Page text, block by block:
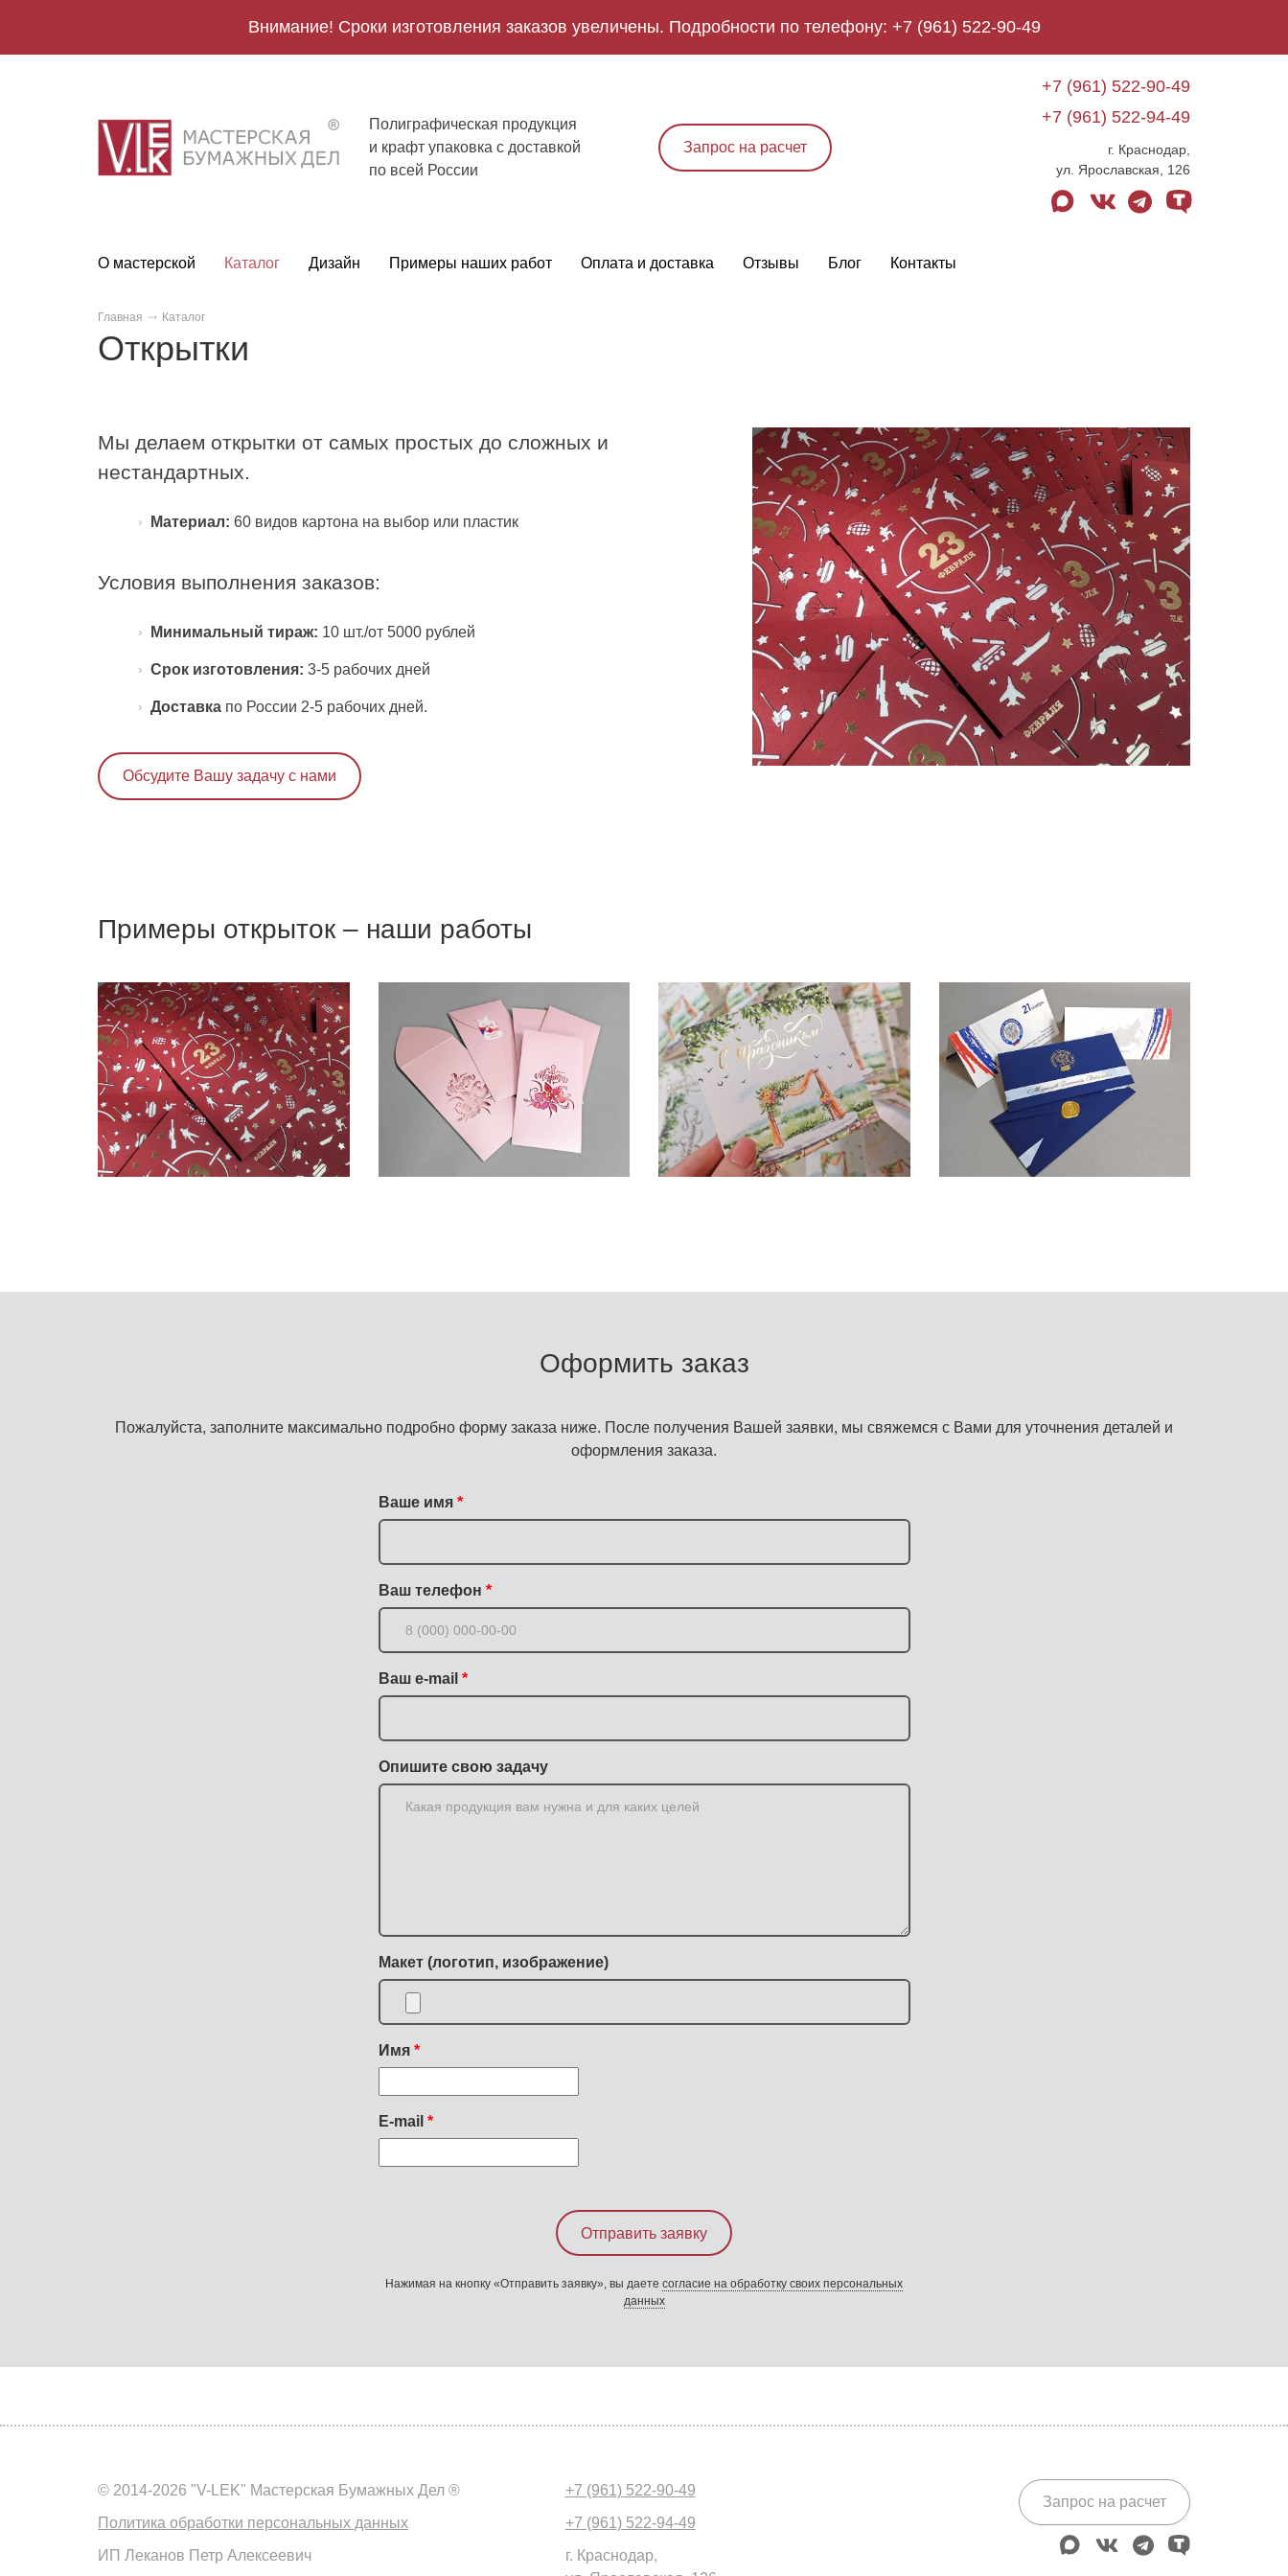
Внимание! Сроки изготовления заказов увеличены. Подробности по телефону: +7 (961) 522-90-49
V.Lek
logo
Полиграфическая продукция
и крафт упаковка с доставкой
по всей России
Запрос на расчет
+7 (961) 522-90-49
+7 (961) 522-94-49
г. Краснодар,
ул. Ярославская, 126
max vk telegramtenchat
О мастерской Каталог Дизайн Примеры наших работ Оплата и доставка Отзывы Блог Контакты
Главная Каталог
Открытки
Мы делаем открытки от самых простых до сложных и
нестандартных.
Материал: 60 видов картона на выбор или пластик
Условия выполнения заказов:
Минимальный тираж: 10 шт./от 5000 рублей
Срок изготовления: 3-5 рабочих дней
Доставка по России 2-5 рабочих дней.
Обсудите Вашу задачу с нами
Примеры открыток – наши работы
Оформить заказ
Пожалуйста, заполните максимально подробно форму заказа ниже. После получения Вашей заявки, мы свяжемся с Вами для уточнения деталей и
оформления заказа.
Ваше имя
Ваш телефон
Ваш e-mail
Опишите свою задачу
Макет (логотип, изображение)
Имя
E-mail
Нажимая на кнопку «Отправить заявку», вы даете согласие на обработку своих персональных
данных
+7 (961) 522-90-49
+7 (961) 522-94-49
г. Краснодар,
Запрос на расчет
max vk telegram
tenchat
© 2014-2026 "V-LEK" Мастерская Бумажных Дел ®
Политика обработки персональных данных
ИП Леканов Петр Алексеевич